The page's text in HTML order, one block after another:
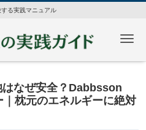
る実践マニュアル
はなぜ安全？Dabbsson
枕元のエネルギーに絶対